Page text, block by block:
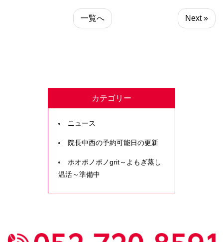
一覧へ Next »
カテゴリー
ニュース
院長中西の予約可能日の更新
ホオポノポノgrit～よもぎ蒸し
温活～準備中